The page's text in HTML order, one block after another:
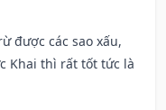
được các sao xấu,
Khai thì rất tốt tức là